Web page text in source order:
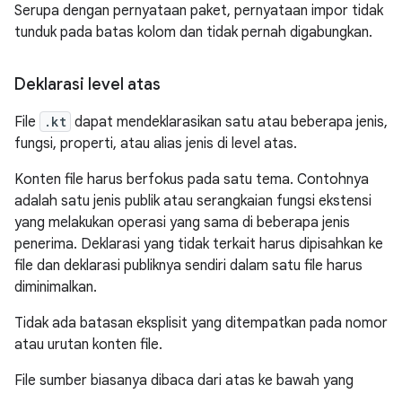
Serupa dengan pernyataan paket, pernyataan impor tidak
tunduk pada batas kolom dan tidak pernah digabungkan.
Deklarasi level atas
File .kt dapat mendeklarasikan satu atau beberapa jenis,
fungsi, properti, atau alias jenis di level atas.
Konten file harus berfokus pada satu tema. Contohnya
adalah satu jenis publik atau serangkaian fungsi ekstensi
yang melakukan operasi yang sama di beberapa jenis
penerima. Deklarasi yang tidak terkait harus dipisahkan ke
file dan deklarasi publiknya sendiri dalam satu file harus
diminimalkan.
Tidak ada batasan eksplisit yang ditempatkan pada nomor
atau urutan konten file.
File sumber biasanya dibaca dari atas ke bawah yang